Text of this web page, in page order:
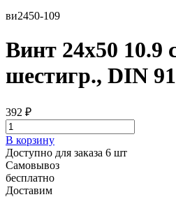
ви2450-109
Винт 24х50 10.9
шестигр., DIN
392 ₽
В корзину
Доступно для заказа 6 шт
Самовывоз
бесплатно
Доставим